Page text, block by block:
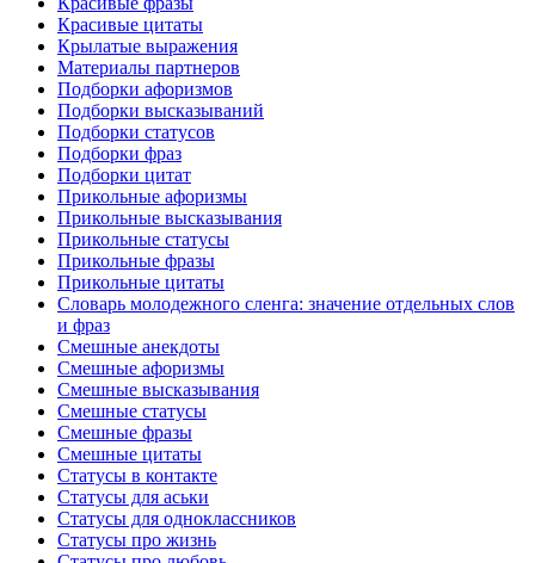
Красивые цитаты
Крылатые выражения
Материалы партнеров
Подборки афоризмов
Подборки высказываний
Подборки статусов
Подборки фраз
Подборки цитат
Прикольные афоризмы
Прикольные высказывания
Прикольные статусы
Прикольные фразы
Прикольные цитаты
Словарь молодежного сленга: значение отдельных слов
и фраз
Смешные анекдоты
Смешные афоризмы
Смешные высказывания
Смешные статусы
Смешные фразы
Смешные цитаты
Статусы в контакте
Статусы для аськи
Статусы для одноклассников
Статусы про жизнь